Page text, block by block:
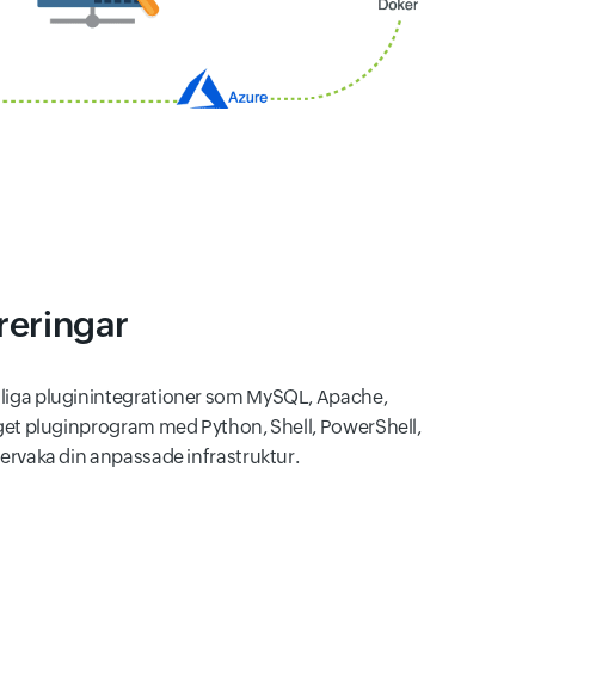
pluginintegrationer som MySQL, Apache,
pluginprogram med Python, Shell, PowerShell,
din anpassade infrastruktur.